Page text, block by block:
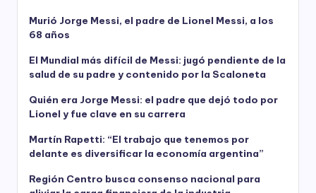
Murió Jorge Messi, el padre de Lionel Messi, a los
68 años
El Mundial más difícil de Messi: jugó pendiente de la
salud de su padre y contenido por la Scaloneta
Quién era Jorge Messi: el padre que dejó todo por
Lionel y fue clave en su carrera
Martín Rapetti: “El trabajo que tenemos por
delante es diversificar la economía argentina”
Región Centro busca consenso nacional para